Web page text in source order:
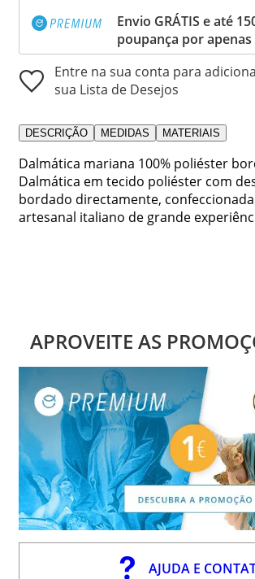
Envio GRÁTIS e até
poupança por apenas
Entre na sua conta para
sua Lista de Desejos
DESCRIÇÃO MEDIDAS MATERIAIS
Dalmática mariana 100% poliéster
Dalmática em tecido poliéster com
bordado directamente,
artesanal italiano de grande
APROVEITE AS
AJUDA E